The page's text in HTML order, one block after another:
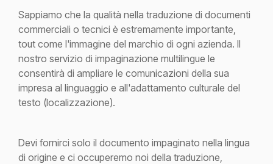
Sappiamo che la qualità nella traduzione di documenti
commerciali o tecnici è estremamente importante,
tout come l'immagine del marchio di ogni azienda. Il
nostro servizio di impaginazione multilingue le
consentirà di ampliare le comunicazioni della sua
impresa al linguaggio e all'adattamento culturale del
testo (localizzazione).
Devi fornirci solo il documento impaginato nella lingua
di origine e ci occuperemo noi della traduzione,